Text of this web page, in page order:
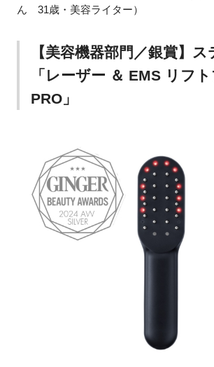
ん 31歳・美容ライター）
【美容機器部門／銀賞】
「レーザー ＆ EMS リフ
PRO」